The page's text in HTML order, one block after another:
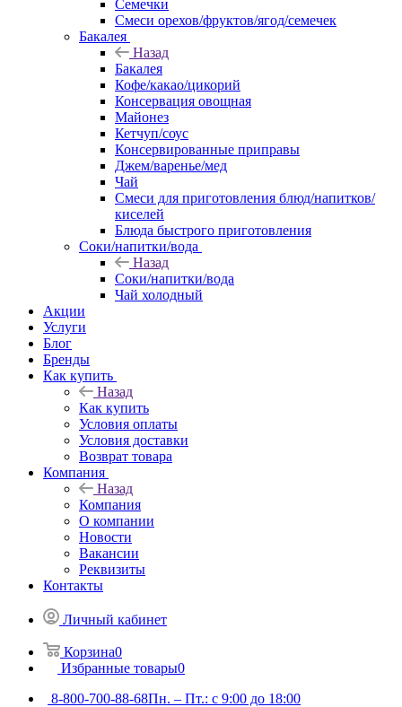
Семечки
Смеси орехов/фруктов/ягод/семечек
Бакалея
Назад
Бакалея
Кофе/какао/цикорий
Консервация овощная
Майонез
Кетчуп/соус
Консервированные приправы
Джем/варенье/мед
Чай
Смеси для приготовления блюд/напитков/
киселей
Блюда быстрого приготовления
Соки/напитки/вода
Назад
Соки/напитки/вода
Чай холодный
Акции
Услуги
Блог
Бренды
Как купить
Назад
Как купить
Условия оплаты
Условия доставки
Возврат товара
Компания
Назад
Компания
О компании
Новости
Вакансии
Реквизиты
Контакты
Личный кабинет
Корзина0
Избранные товары0
8-800-700-88-68Пн. – Пт.: с 9:00 до 18:00